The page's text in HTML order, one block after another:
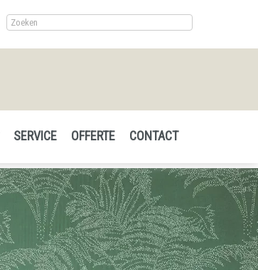
SERVICE OFFERTE CONTACT